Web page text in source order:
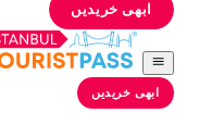
ابھی خریدیں
ابھی خریدیں